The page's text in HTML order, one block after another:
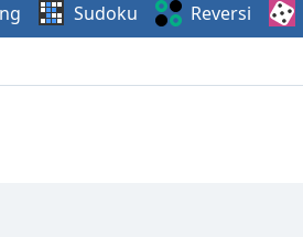
Sudoku Reversi